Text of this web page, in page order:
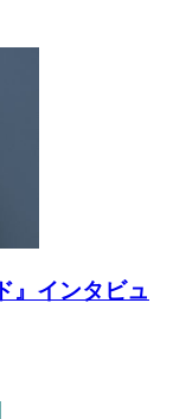
』インタビュ